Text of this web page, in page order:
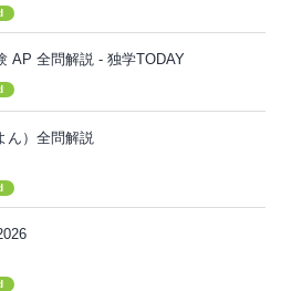
AP 全問解説 - 独学TODAY
ん）全問解説